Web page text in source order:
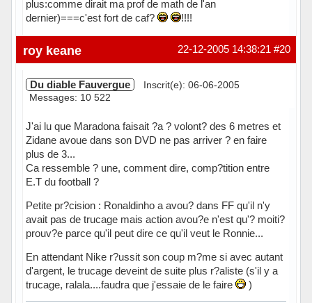
plus:comme dirait ma prof de math de l'an
dernier)===c'est fort de caf?
!!!!
Hors ligne #20
22-12-2005 14:38:21
roy keane
Du diable Fauvergue
Inscrit(e): 06-06-2005
Messages: 10 522
J'ai lu que Maradona faisait ?a ? volont? des 6 metres et
Zidane avoue dans son DVD ne pas arriver ? en faire
plus de 3...
Ca ressemble ? une, comment dire, comp?tition entre
E.T du football ?
Petite pr?cision : Ronaldinho a avou? dans FF qu'il n'y
avait pas de trucage mais action avou?e n'est qu'? moiti?
prouv?e parce qu'il peut dire ce qu'il veut le Ronnie...
En attendant Nike r?ussit son coup m?me si avec autant
d'argent, le trucage deveint de suite plus r?aliste (s'il y a
trucage, ralala....faudra que j'essaie de le faire
)